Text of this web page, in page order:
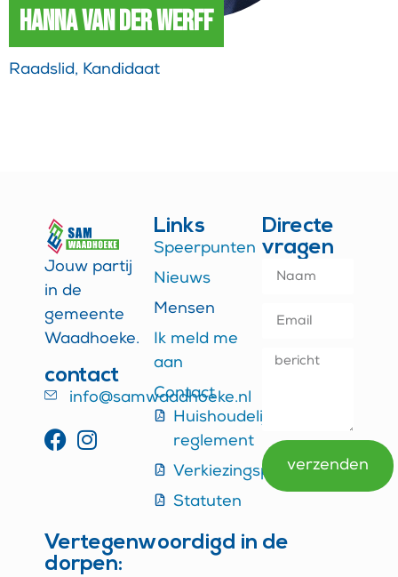
Hanna van der Werff
Raadslid, Kandidaat
Jouw partij
in de
gemeente
Waadhoeke.
contact
info@samwaadhoeke.nl
Links
Speerpunten
Nieuws
Mensen
Ik meld me
aan
Contact
Huishoudelijk
reglement
Verkiezingsprogramma
Statuten
Directe
vragen
verzenden
Vertegenwoordigd in de
dorpen: